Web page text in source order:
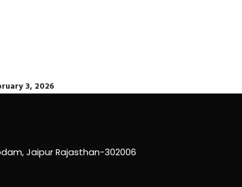
3, 2026
Jaipur Rajasthan-302006